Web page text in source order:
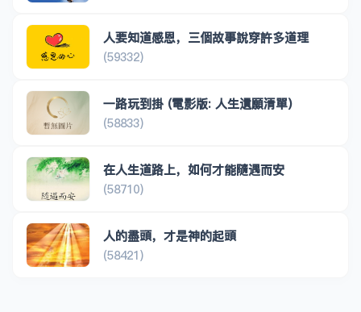
人要知道感恩，三個故事說穿許多道理
(59332)
一路玩到掛 (電影版: 人生遺願清單)
(58833)
在人生道路上，如何才能隨遇而安
(58710)
人的盡頭，才是神的起頭
(58421)